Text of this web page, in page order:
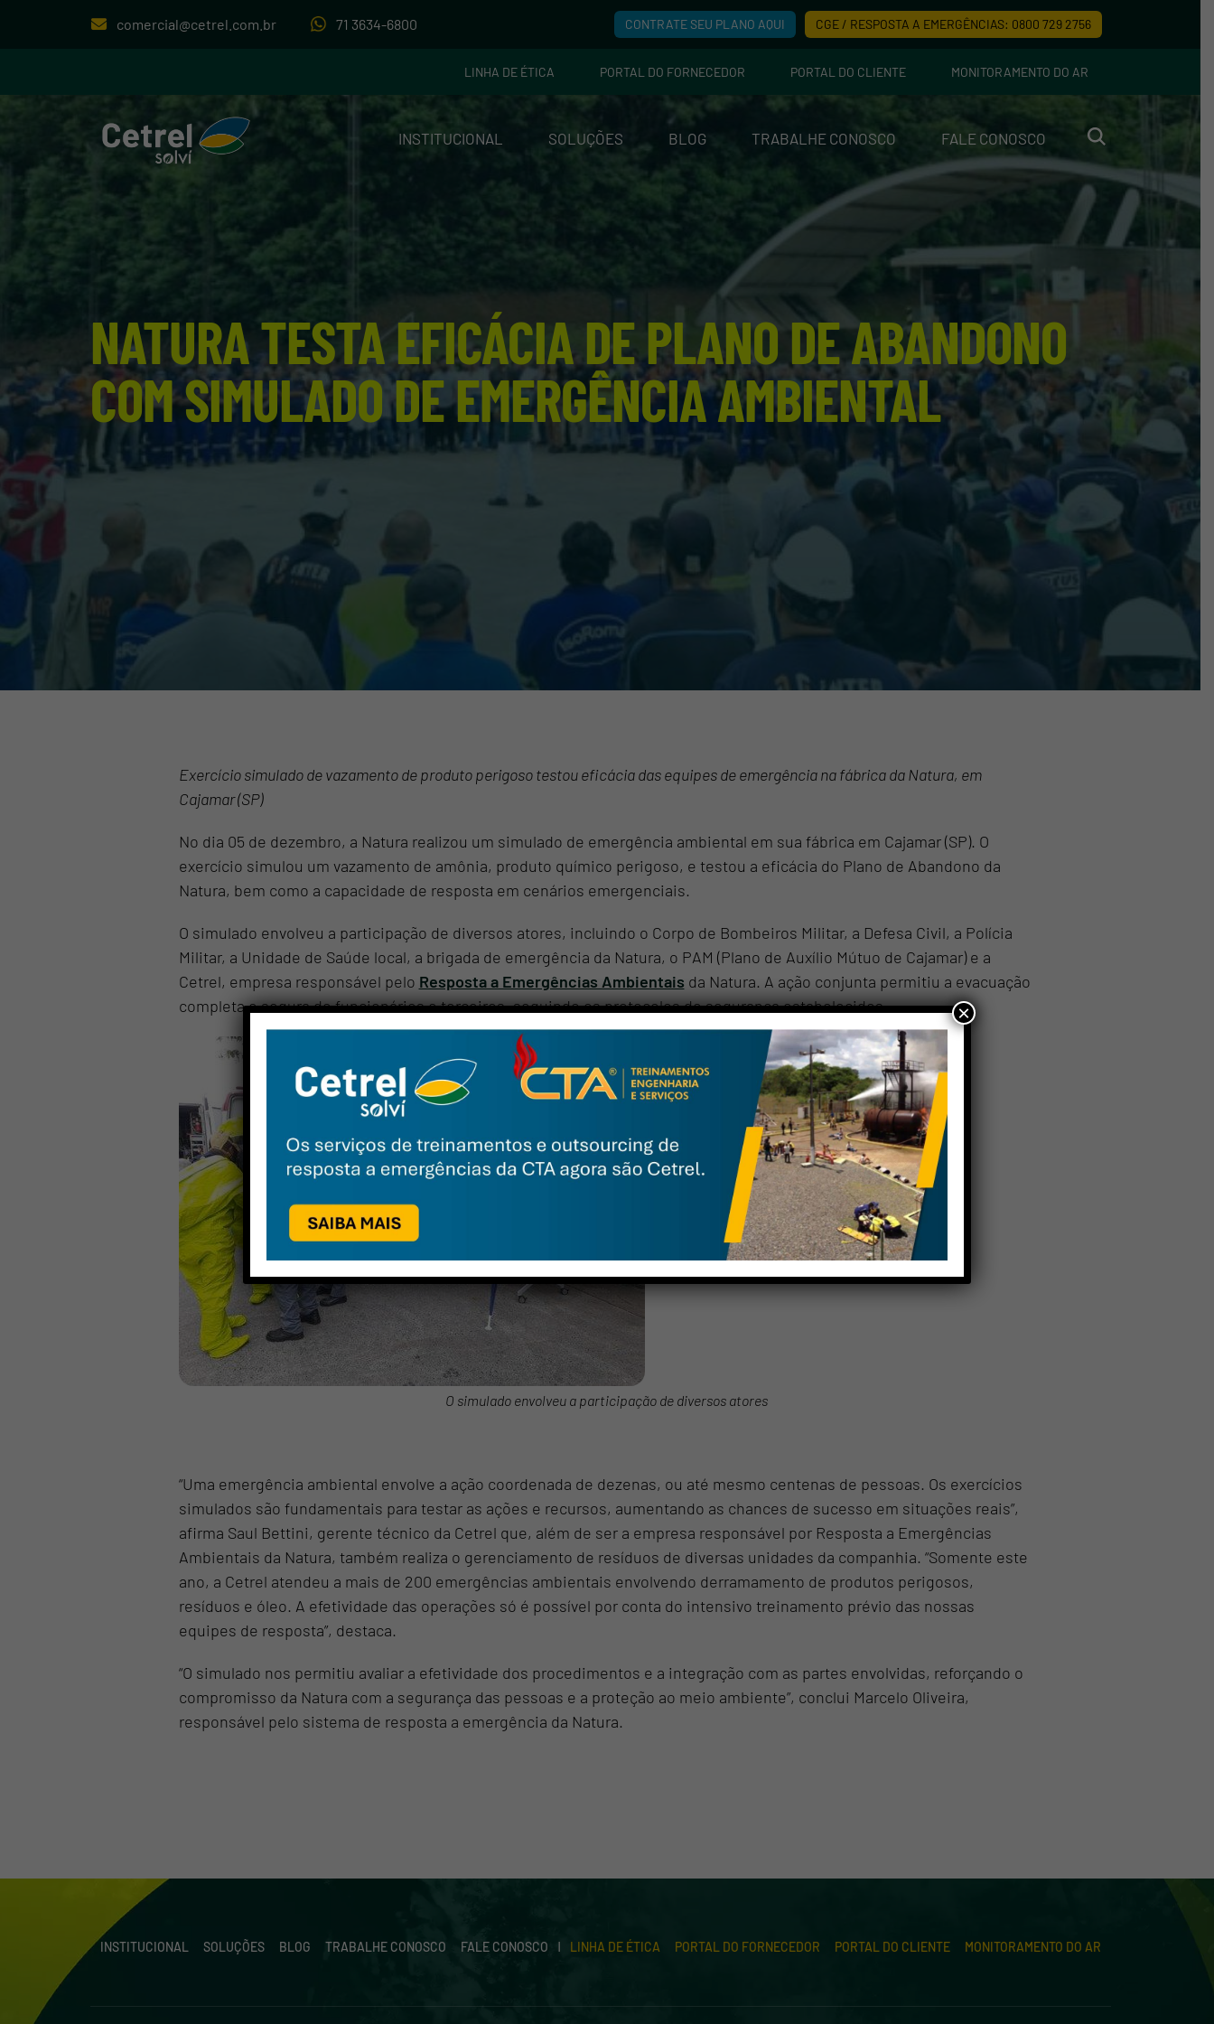
comercial@cetrel.com.br 71 3634-6800 CONTRATE SEU PLANO AQUI CGE / RESPOSTA A EMERGÊNCIAS: 0800 729 2756
LINHA DE ÉTICA PORTAL DO FORNECEDOR PORTAL DO CLIENTE MONITORAMENTO DO AR
INSTITUCIONAL SOLUÇÕES BLOG TRABALHE CONOSCO FALE CONOSCO
NATURA TESTA EFICÁCIA DE PLANO DE ABANDONO
COM SIMULADO DE EMERGÊNCIA AMBIENTAL
Exercício simulado de vazamento de produto perigoso testou eficácia das equipes de emergência na fábrica da Natura, em
Cajamar (SP)
No dia 05 de dezembro, a Natura realizou um simulado de emergência ambiental em sua fábrica em Cajamar (SP). O
exercício simulou um vazamento de amônia, produto químico perigoso, e testou a eficácia do Plano de Abandono da
Natura, bem como a capacidade de resposta em cenários emergenciais.
O simulado envolveu a participação de diversos atores, incluindo o Corpo de Bombeiros Militar, a Defesa Civil, a Polícia
Militar, a Unidade de Saúde local, a brigada de emergência da Natura, o PAM (Plano de Auxílio Mútuo de Cajamar) e a
Cetrel, empresa responsável pelo Resposta a Emergências Ambientaisda Natura. A ação conjunta permitiu a evacuação
completa e segura de funcionários e terceiros, seguindo os protocolos de segurança estabelecidos.
O simulado envolveu a participação de diversos atores
“Uma emergência ambiental envolve a ação coordenada de dezenas, ou até mesmo centenas de pessoas. Os exercícios
simulados são fundamentais para testar as ações e recursos, aumentando as chances de sucesso em situações reais”,
afirma Saul Bettini, gerente técnico da Cetrel que, além de ser a empresa responsável por Resposta a Emergências
Ambientais da Natura, também realiza o gerenciamento de resíduos de diversas unidades da companhia. “Somente este
ano, a Cetrel atendeu a mais de 200 emergências ambientais envolvendo derramamento de produtos perigosos,
resíduos e óleo. A efetividade das operações só é possível por conta do intensivo treinamento prévio das nossas
equipes de resposta”, destaca.
“O simulado nos permitiu avaliar a efetividade dos procedimentos e a integração com as partes envolvidas, reforçando o
compromisso da Natura com a segurança das pessoas e a proteção ao meio ambiente”, conclui Marcelo Oliveira,
responsável pelo sistema de resposta a emergência da Natura.
INSTITUCIONAL SOLUÇÕES BLOG TRABALHE CONOSCO FALE CONOSCO LINHA DE ÉTICA PORTAL DO FORNECEDOR PORTAL DO CLIENTE MONITORAMENTO DO AR
Vamos conversar pelo
Whatsapp
Nome
Whatsapp
Estou de acordo com a Política de Privacidade e com o fornecimento dos meus
dados para que a Cetrel entre em contato comigo.
×